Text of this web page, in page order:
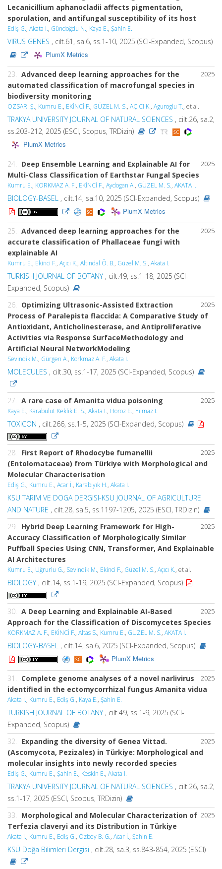
Lecanicillium aphanocladii affects pigmentation,
sporulation, and antifungal susceptibility of its host
Ediş G., Akata I., Gündoğdu N., Kaya E., Şahin E.
VIRUS GENES , cilt.61, sa.6, ss.1-10, 2025 (SCI-Expanded, Scopus)
PlumX Metrics
2025
23. Advanced deep learning approaches for the
automated classification of macrofungal species in
biodiversity monitoring
ÖZSARI Ş., Kumru E., EKİNCİ F., GÜZEL M. S., AÇICI K., Aguroglu T., et al.
TRAKYA UNIVERSITY JOURNAL OF NATURAL SCIENCES , cilt.26, sa.2,
ss.203-212, 2025 (ESCI, Scopus, TRDizin)
PlumX Metrics
2025
24. Deep Ensemble Learning and Explainable AI for
Multi-Class Classification of Earthstar Fungal Species
Kumru E., KORKMAZ A. F., EKİNCİ F., Aydogan A., GÜZEL M. S., AKATA I.
BIOLOGY-BASEL , cilt.14, sa.10, 2025 (SCI-Expanded, Scopus)
PlumX Metrics
2025
25. Advanced deep learning approaches for the
accurate classification of Phallaceae fungi with
explainable AI
Kumru E., Ekinci F., Açıcı K., Altındal Ö. B., Güzel M. S., Akata I.
TURKISH JOURNAL OF BOTANY , cilt.49, ss.1-18, 2025 (SCI-
Expanded, Scopus)
2025
26. Optimizing Ultrasonic-Assisted Extraction
Process of Paralepista flaccida: A Comparative Study of
Antioxidant, Anticholinesterase, and Antiproliferative
Activities via Response SurfaceMethodology and
Artificial Neural NetworkModeling
Sevindik M., Gürgen A., Korkmaz A. F., Akata I.
MOLECULES , cilt.30, ss.1-17, 2025 (SCI-Expanded, Scopus)
2025
27. A rare case of Amanita vidua poisoning
Kaya E., Karabulut Keklik E. S., Akata I., Horoz E., Yılmaz İ.
TOXICON , cilt.266, ss.1-5, 2025 (SCI-Expanded, Scopus)
2025
28. First Report of Rhodocybe fumanellii
(Entolomataceae) from Türkiye with Morphological and
Molecular Characterisation
Ediş G., Kumru E., Acar İ., Karabıyık H., Akata I.
KSU TARIM VE DOGA DERGISI-KSU JOURNAL OF AGRICULTURE
AND NATURE , cilt.28, sa.5, ss.1197-1205, 2025 (ESCI, TRDizin)
2025
29. Hybrid Deep Learning Framework for High-
Accuracy Classification of Morphologically Similar
Puffball Species Using CNN, Transformer, And Explainable
AI Architectures
Kumru E., Uğrurlu G., Sevindik M., Ekinci F., Güzel M. S., Açıcı K., et al.
BIOLOGY , cilt.14, ss.1-19, 2025 (SCI-Expanded, Scopus)
2025
30. A Deep Learning and Explainable AI-Based
Approach for the Classification of Discomycetes Species
KORKMAZ A. F., EKİNCİ F., Altas S., Kumru E., GÜZEL M. S., AKATA I.
BIOLOGY-BASEL , cilt.14, sa.6, 2025 (SCI-Expanded, Scopus)
PlumX Metrics
2025
31. Complete genome analyses of a novel narlivirus
identified in the ectomycorrhizal fungus Amanita vidua
Akata I., Kumru E., Ediş G., Kaya E., Şahin E.
TURKISH JOURNAL OF BOTANY , cilt.49, ss.1-9, 2025 (SCI-
Expanded, Scopus)
2025
32. Expanding the diversity of Genea Vittad.
(Ascomycota, Pezizales) in Türkiye: Morphological and
molecular insights into newly recorded species
Ediş G., Kumru E., Şahin E., Keskin E., Akata I.
TRAKYA UNIVERSITY JOURNAL OF NATURAL SCIENCES , cilt.26, sa.2,
ss.1-17, 2025 (ESCI, Scopus, TRDizin)
2025
33. Morphological and Molecular Characterization of
Terfezia claveryi and its Distribution in Türkiye
Akata I., Kumru E., Ediş G., Özbey B. G., Acar İ., Şahin E.
KSÜ Doğa Bilimleri Dergisi , cilt.28, sa.3, ss.843-854, 2025 (ESCI)